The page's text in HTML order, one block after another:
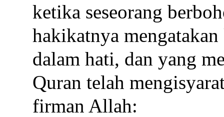
ketika seseorang
hakikatnya
dalam hati, dan yang
Quran telah
firman Allah: